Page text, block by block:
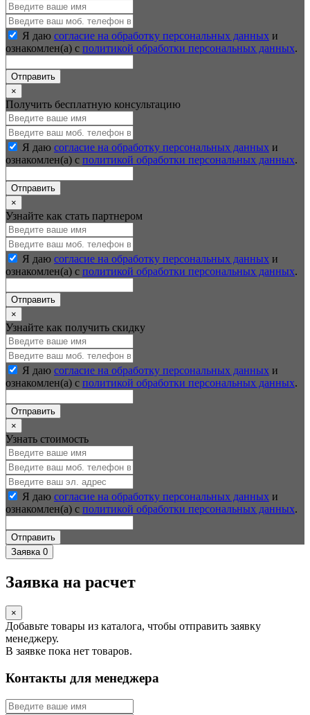
Я даю согласие на обработку персональных данных и
ознакомлен(а) с политикой обработки персональных данных.
Отправить
×
Получить бесплатную консультацию
Я даю согласие на обработку персональных данных и
ознакомлен(а) с политикой обработки персональных данных.
Отправить
×
Узнайте как стать партнером
Я даю согласие на обработку персональных данных и
ознакомлен(а) с политикой обработки персональных данных.
Отправить
×
Узнайте как получить скидку
Я даю согласие на обработку персональных данных и
ознакомлен(а) с политикой обработки персональных данных.
Отправить
×
Узнать стоимость
Я даю согласие на обработку персональных данных и
ознакомлен(а) с политикой обработки персональных данных.
Отправить
Заявка 0
Заявка на расчет
×
Добавьте товары из каталога, чтобы отправить заявку
менеджеру.
В заявке пока нет товаров.
Контакты для менеджера